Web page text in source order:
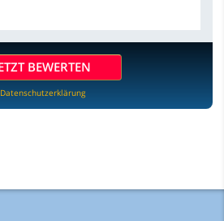
BEWERTEN
Datenschutzerklärung